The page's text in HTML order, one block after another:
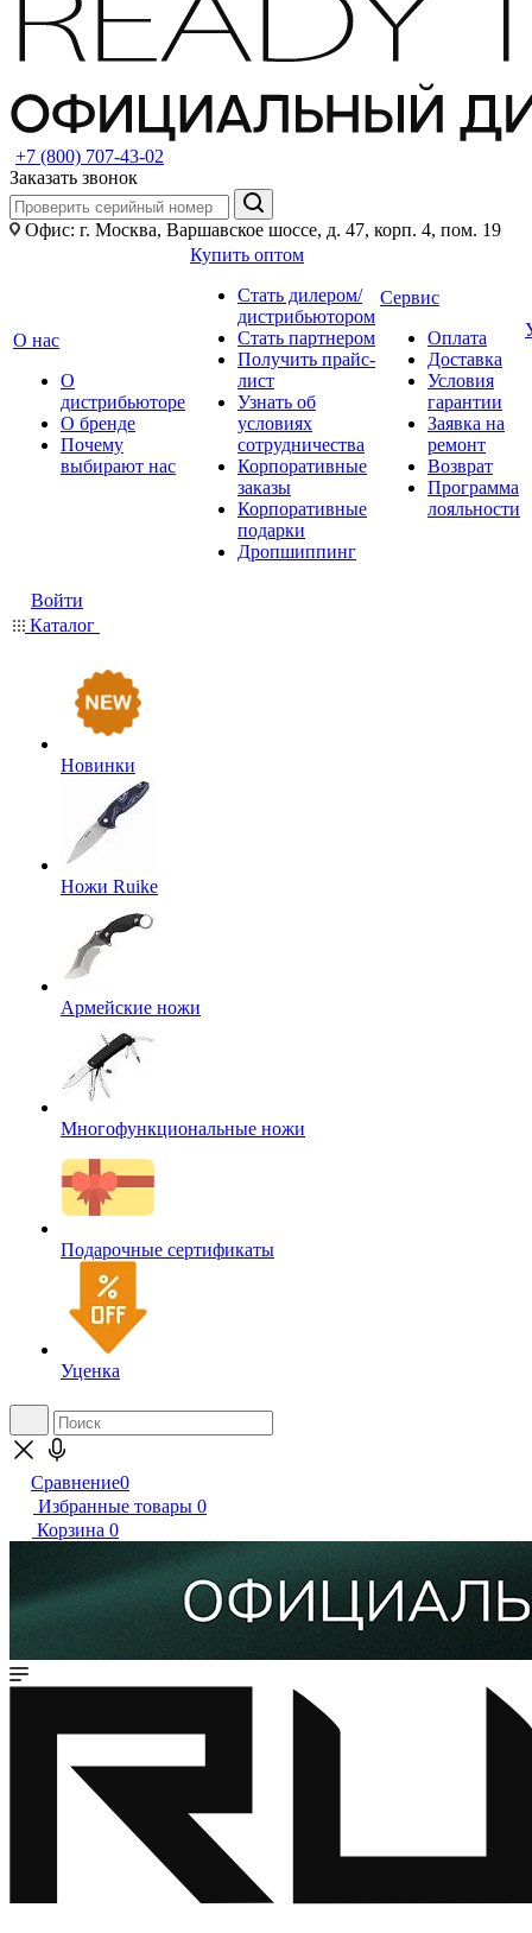
+7 (800) 707-43-02
Заказать звонок
Офис: г. Москва, Варшавское шоссе, д. 47, корп. 4, пом. 19
О нас
О
дистрибьюторе
О бренде
Почему
выбирают нас
Купить оптом
Стать дилером/
дистрибьютором
Стать партнером
Получить прайс-
лист
Узнать об
условиях
сотрудничества
Корпоративные
заказы
Корпоративные
подарки
Дропшиппинг
Сервис
Оплата
Доставка
Условия
гарантии
Заявка на
ремонт
Возврат
Программа
лояльности
Войти
Каталог
Новинки
Ножи Ruike
Армейские ножи
Многофункциональные ножи
Подарочные сертификаты
Уценка
Сравнение0
Избранные товары 0
Корзина 0